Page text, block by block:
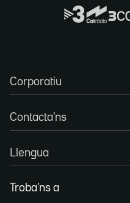
Corporatiu
Contacta'ns
Llengua
Troba'ns a